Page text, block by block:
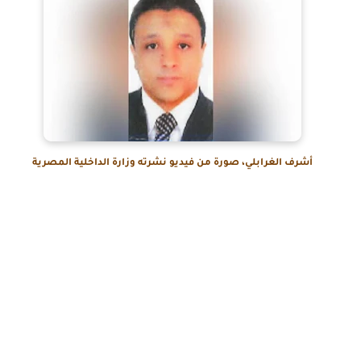
أشرف الغرابلي، صورة من فيديو نشرته وزارة الداخلية المصرية